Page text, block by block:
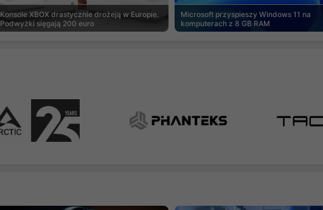
Konsole XBOX drastycznie drożeją w Europie.
Podwyżki sięgają 200 euro
Microsoft przyspieszy Windows 11 na
komputerach z 8 GB RAM